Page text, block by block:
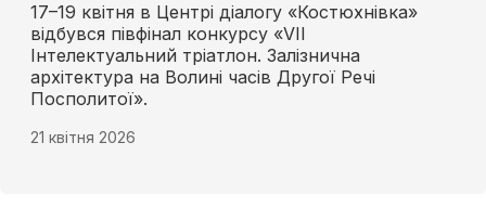
17–19 квітня в Центрі діалогу «Костюхнівка»
відбувся півфінал конкурсу «VIІ
Інтелектуальний тріатлон. Залізнична
архітектура на Волині часів Другої Речі
Посполитої».
21 квітня 2026